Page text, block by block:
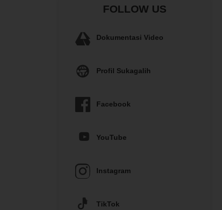
FOLLOW US
Dokumentasi Video
Profil Sukagalih
Facebook
YouTube
Instagram
TikTok